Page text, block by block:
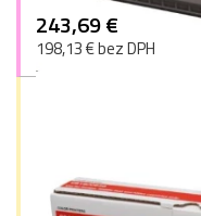
243,69 €
198,13 € bez DPH